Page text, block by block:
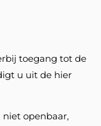
toegang tot de
u uit de hier
openbaar,